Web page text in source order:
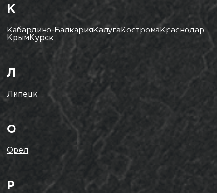
К
Кабардино-Балкария Калуга Кострома Краснодар
Крым Курск
Л
Липецк
О
Орел
Р